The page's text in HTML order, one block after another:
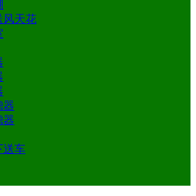
风天花
器
器
送车